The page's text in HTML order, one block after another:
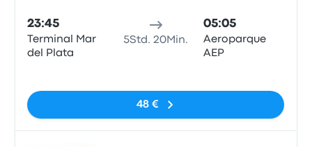
23:45
Terminal Mar
del Plata
5Std. 20Min.
05:05
Aeroparque
AEP
48 €